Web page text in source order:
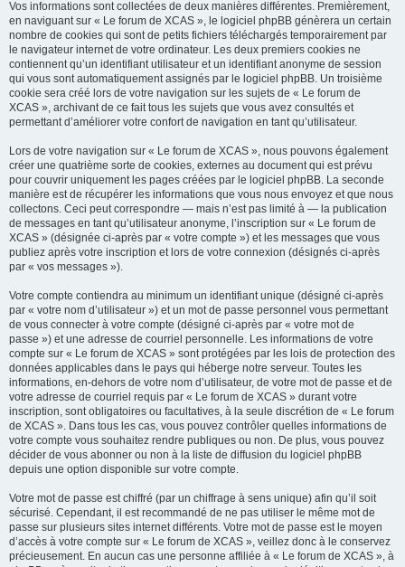
Vos informations sont collectées de deux manières différentes. Premièrement,
en naviguant sur « Le forum de XCAS », le logiciel phpBB génèrera un certain
nombre de cookies qui sont de petits fichiers téléchargés temporairement par
le navigateur internet de votre ordinateur. Les deux premiers cookies ne
contiennent qu’un identifiant utilisateur et un identifiant anonyme de session
qui vous sont automatiquement assignés par le logiciel phpBB. Un troisième
cookie sera créé lors de votre navigation sur les sujets de « Le forum de
XCAS », archivant de ce fait tous les sujets que vous avez consultés et
permettant d’améliorer votre confort de navigation en tant qu’utilisateur.
Lors de votre navigation sur « Le forum de XCAS », nous pouvons également
créer une quatrième sorte de cookies, externes au document qui est prévu
pour couvrir uniquement les pages créées par le logiciel phpBB. La seconde
manière est de récupérer les informations que vous nous envoyez et que nous
collectons. Ceci peut correspondre — mais n’est pas limité à — la publication
de messages en tant qu’utilisateur anonyme, l’inscription sur « Le forum de
XCAS » (désignée ci-après par « votre compte ») et les messages que vous
publiez après votre inscription et lors de votre connexion (désignés ci-après
par « vos messages »).
Votre compte contiendra au minimum un identifiant unique (désigné ci-après
par « votre nom d’utilisateur ») et un mot de passe personnel vous permettant
de vous connecter à votre compte (désigné ci-après par « votre mot de
passe ») et une adresse de courriel personnelle. Les informations de votre
compte sur « Le forum de XCAS » sont protégées par les lois de protection des
données applicables dans le pays qui héberge notre serveur. Toutes les
informations, en-dehors de votre nom d’utilisateur, de votre mot de passe et de
votre adresse de courriel requis par « Le forum de XCAS » durant votre
inscription, sont obligatoires ou facultatives, à la seule discrétion de « Le forum
de XCAS ». Dans tous les cas, vous pouvez contrôler quelles informations de
votre compte vous souhaitez rendre publiques ou non. De plus, vous pouvez
décider de vous abonner ou non à la liste de diffusion du logiciel phpBB
depuis une option disponible sur votre compte.
Votre mot de passe est chiffré (par un chiffrage à sens unique) afin qu’il soit
sécurisé. Cependant, il est recommandé de ne pas utiliser le même mot de
passe sur plusieurs sites internet différents. Votre mot de passe est le moyen
d’accès à votre compte sur « Le forum de XCAS », veillez donc à le conservez
précieusement. En aucun cas une personne affiliée à « Le forum de XCAS », à